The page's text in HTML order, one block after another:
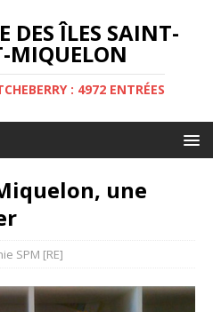
DES ÎLES SAINT-
MIQUELON
: 4972 ENTRÉES
une
SPM [RE]